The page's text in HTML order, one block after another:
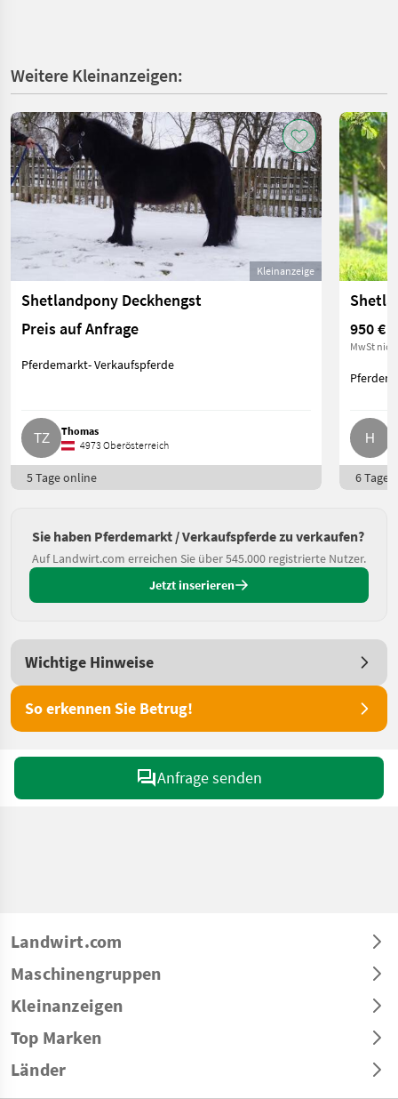
Weitere Kleinanzeigen:
Kleinanzeige
Shetlandpony Deckhengst
Preis auf Anfrage
Pferdemarkt- Verkaufspferde
Thomas
4973 Oberösterreich
5 Tage online
950 €
MwSt
6 Tage
Sie haben Pferdemarkt / Verkaufspferde zu verkaufen?
Auf Landwirt.com erreichen Sie über 545.000 registrierte Nutzer.
Jetzt inserieren
Wichtige Hinweise
So erkennen Sie Betrug!
Anfrage senden
Landwirt.com
Maschinengruppen
Kleinanzeigen
Top Marken
Länder